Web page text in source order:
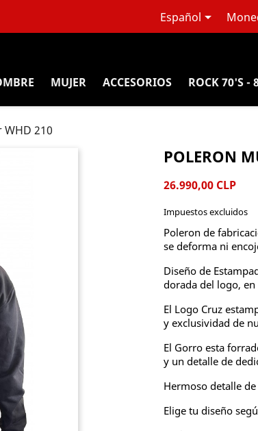
Español
MUJER ACCESORIOS ROCK 70'S -
210
POLERON
26.990,00 CLP
Impuestos excluidos
Poleron de
se deforma ni
Diseño de
dorada del logo,
El Logo Cruz
y exclusividad de
El Gorro esta
y un detalle de
Hermoso detalle
Elige tu diseño